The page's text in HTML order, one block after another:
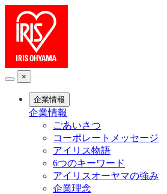
×
企業情報
企業情報
ごあいさつ
コーポレートメッセージ
アイリス物語
6つのキーワード
アイリスオーヤマの強み
企業理念